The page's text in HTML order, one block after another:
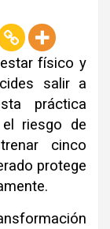
físico y
salir a
práctica
el riesgo de
cinco
protege